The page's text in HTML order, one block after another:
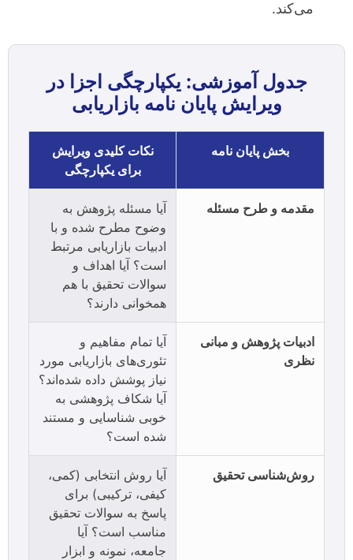
می‌کند.
جدول آموزشی: یکپارچگی اجزا در
ویرایش پایان نامه بازاریابی
بخش پایان نامه
نکات کلیدی ویرایش
برای یکپارچگی
مقدمه و طرح مسئله
آیا مسئله پژوهش به
وضوح مطرح شده و با
ادبیات بازاریابی مرتبط
است؟ آیا اهداف و
سوالات تحقیق با هم
همخوانی دارند؟
ادبیات پژوهش و مبانی
نظری
آیا تمام مفاهیم و
تئوری‌های بازاریابی مورد
نیاز پوشش داده شده‌اند؟
آیا شکاف پژوهشی به
خوبی شناسایی و مستند
شده است؟
روش‌شناسی تحقیق
آیا روش انتخابی (کمی،
کیفی، ترکیبی) برای
پاسخ به سوالات تحقیق
مناسب است؟ آیا
جامعه، نمونه و ابزار